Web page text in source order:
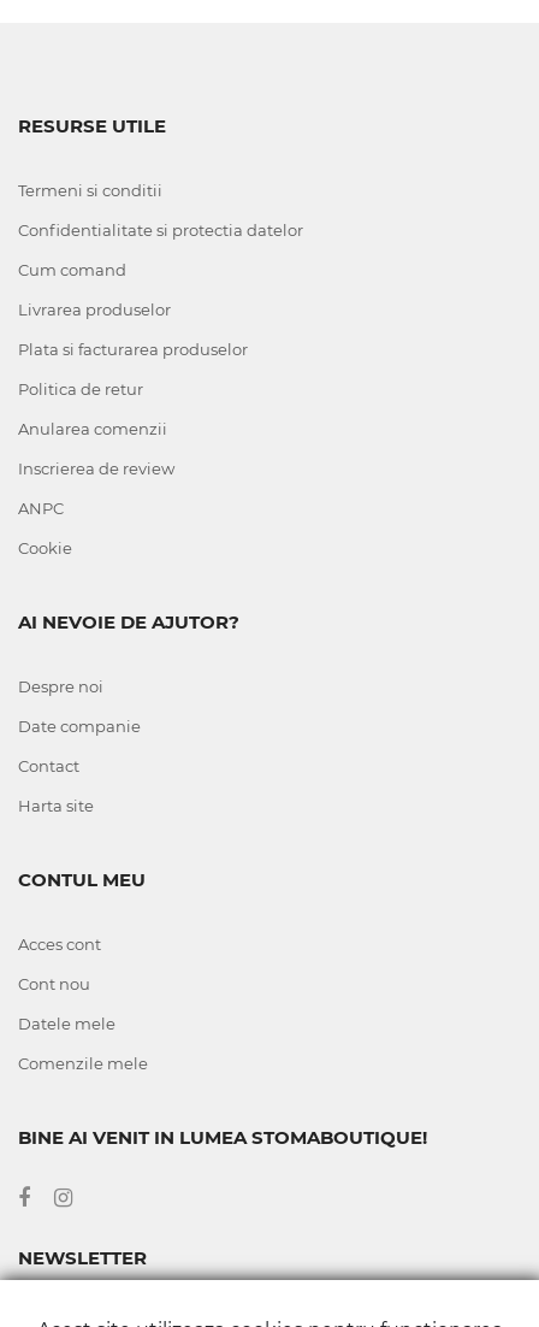
RESURSE UTILE
Termeni si conditii
Confidentialitate si protectia datelor
Cum comand
Livrarea produselor
Plata si facturarea produselor
Politica de retur
Anularea comenzii
Inscrierea de review
ANPC
Cookie
AI NEVOIE DE AJUTOR?
Despre noi
Date companie
Contact
Harta site
CONTUL MEU
Acces cont
Cont nou
Datele mele
Comenzile mele
BINE AI VENIT IN LUMEA STOMABOUTIQUE!
NEWSLETTER
Abonează-te la newsletter-ul nostru pentru a fi la curent cu